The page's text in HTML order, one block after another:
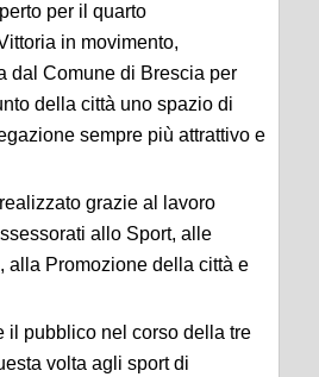
per il quarto
in movimento,
dal Comune di Brescia per
della città uno spazio di
sempre più attrattivo e
realizzato grazie al lavoro
allo Sport, alle
alla Promozione della città e
il pubblico nel corso della tre
volta agli sport di